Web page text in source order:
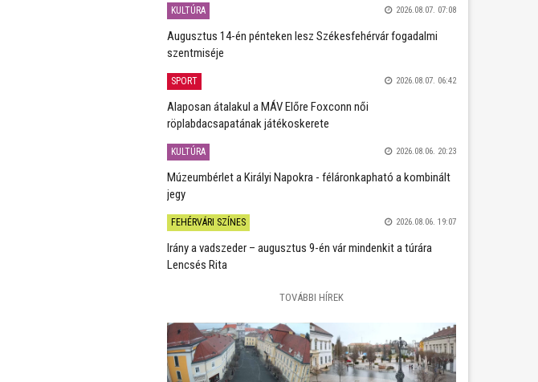
KULTÚRA 2026.08.07. 07:08
Augusztus 14-én pénteken lesz Székesfehérvár fogadalmi
szentmiséje
SPORT 2026.08.07. 06:42
Alaposan átalakul a MÁV Előre Foxconn női
röplabdacsapatának játékoskerete
KULTÚRA 2026.08.06. 20:23
Múzeumbérlet a Királyi Napokra - féláronkapható a kombinált
jegy
FEHÉRVÁRI SZÍNES 2026.08.06. 19:07
Irány a vadszeder – augusztus 9-én vár mindenkit a túrára
Lencsés Rita
TOVÁBBI HÍREK